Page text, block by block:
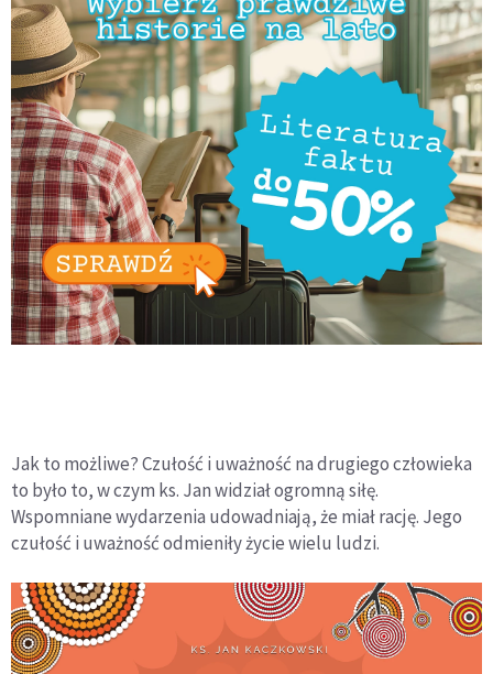
Jak to możliwe? Czułość i uważność na drugiego człowieka
to było to, w czym ks. Jan widział ogromną siłę.
Wspomniane wydarzenia udowadniają, że miał rację. Jego
czułość i uważność odmieniły życie wielu ludzi.